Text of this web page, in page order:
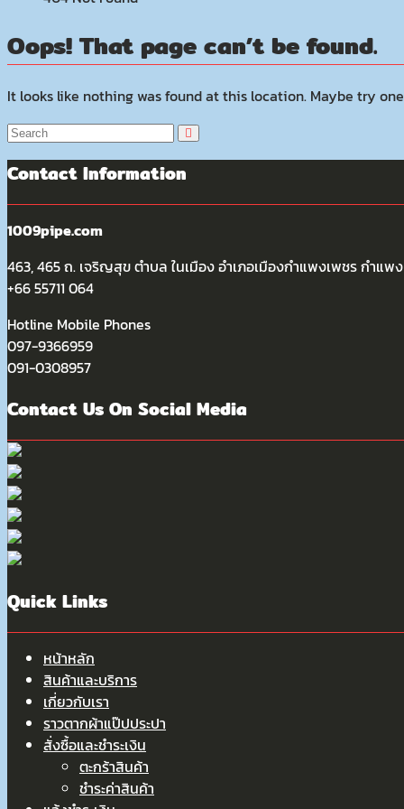
Oops! That page can’t be found.
It looks like nothing was found at this location. Maybe try
Contact Information
1009pipe.com
463, 465 ถ. เจริญสุข ตำบล ในเมือง อำเภอเมืองกำแพงเพชร กำแพ
+66 55711 064
Hotline Mobile Phones
097-9366959
091-0308957
Contact Us On Social Media
Quick Links
หน้าหลัก
สินค้าและบริการ
เกี่ยวกับเรา
ราวตากผ้าแป๊ปประปา
สั่งซื้อและชำระเงิน
ตะกร้าสินค้า
ชำระค่าสินค้า